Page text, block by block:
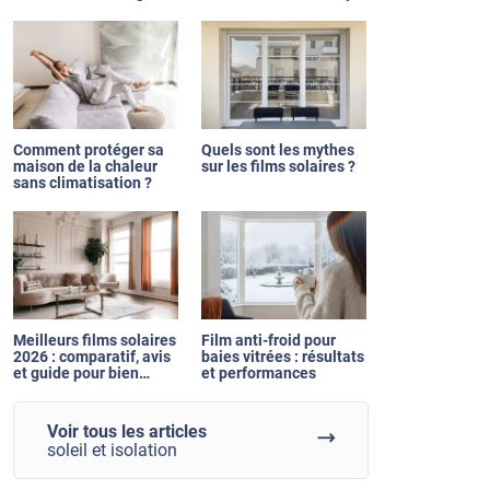
Comment protéger sa
maison de la chaleur
sans climatisation ?
Quels sont les mythes
sur les films solaires ?
Meilleurs films solaires
2026 : comparatif, avis
et guide pour bien
chaleur
Film anti-froid pour
baies vitrées : résultats
et performances
Voir tous les articles
soleil et isolation